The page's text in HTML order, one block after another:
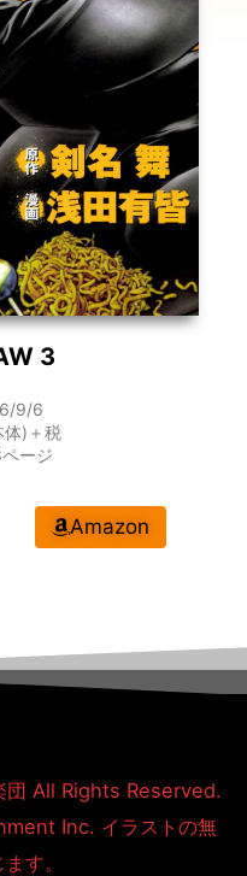
3
9/6
)＋税
ージ
Amazon
団 All Rights Reserved.
Inc. イラストの無
す。